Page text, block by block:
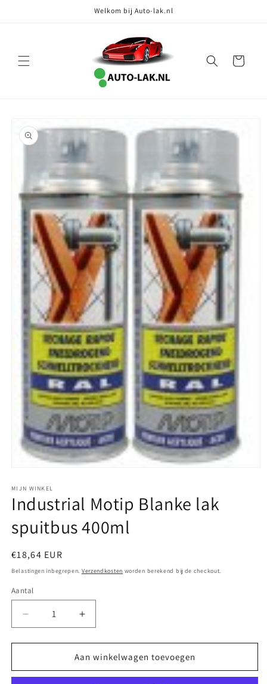
Welkom bij Auto-lak.nl
Winkelwagen
openen
in
modaal
MIJN WINKEL
Industrial Motip Blanke lak
spuitbus 400ml
Normale
prijs
€18,64 EUR
Belastingen inbegrepen. Verzendkosten worden berekend bij de checkout.
Aantal
Aantal
verlagen
voor
Motip
Aantal
verhogen
voor
Industrial
Motip
Aan winkelwagen toevoegen